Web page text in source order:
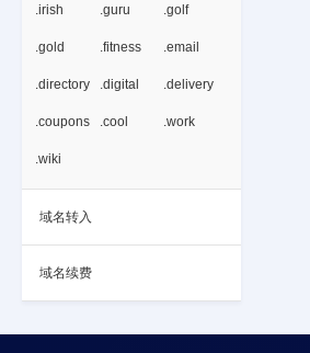
.irish .guru .golf
.gold .fitness .email
.directory .digital .delivery
.coupons .cool .work
.wiki
域名转入
域名续费